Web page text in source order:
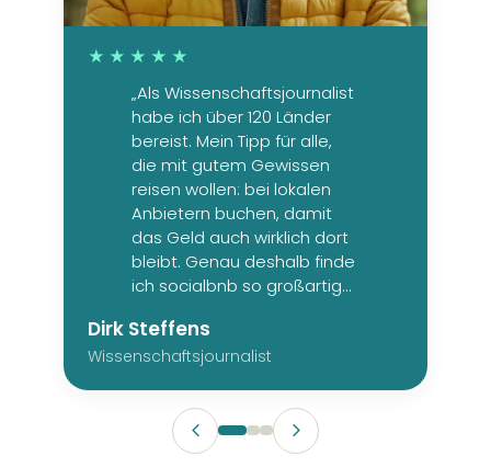
★★★★★
„Als Wissenschaftsjournalist
habe ich über 120 Länder
bereist. Mein Tipp für alle,
die mit gutem Gewissen
reisen wollen: bei lokalen
Anbietern buchen, damit
das Geld auch wirklich dort
bleibt. Genau deshalb finde
ich socialbnb so großartig
Dirk Steffens
Wissenschaftsjournalist